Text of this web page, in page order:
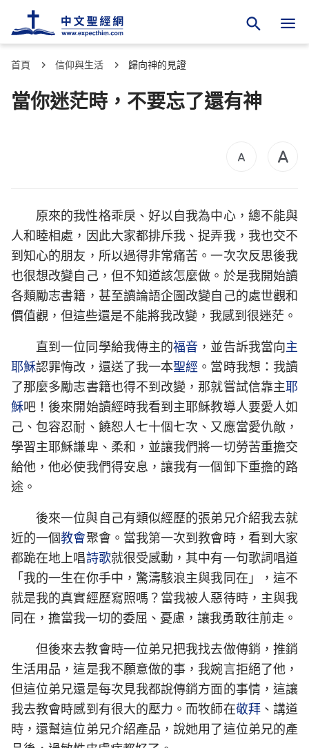
首頁 信仰與生活 歸向神的見證
當你迷茫時，不要忘了還有神
原來的我性格乖戾、好以自我為中心，總不能與
人和睦相處，因此大家都排斥我、捉弄我，我也交不
到知心的朋友，所以過得非常痛苦。一次次反思後我
也很想改變自己，但不知道該怎麼做。於是我開始讀
各類勵志書籍，甚至讀論語企圖改變自己的處世觀和
價值觀，但這些還是不能將我改變，我感到很迷茫。
直到一位同學給我傳主的福音 ，並告訴我當向主
耶穌認罪悔改，還送了我一本聖經 。當時我想：我讀
了那麼多勵志書籍也得不到改變，那就嘗試信靠主耶
穌吧！後來開始讀經時我看到主耶穌教導人要愛人如
己、包容忍耐、饒恕人七十個七次、又應當愛仇敵，
學習主耶穌謙卑、柔和，並讓我們將一切勞苦重擔交
給他，他必使我們得安息，讓我有一個卸下重擔的路
途。
後來一位與自己有類似經歷的張弟兄介紹我去就
近的一個教會聚會。當我第一次到教會時，看到大家
都跪在地上唱詩歌就很受感動，其中有一句歌詞唱道
「我的一生在你手中，驚濤駭浪主與我同在」，這不
就是我的真實經歷寫照嗎？當我被人惡待時，主與我
同在，擔當我一切的委屈、憂慮，讓我勇敢往前走。
但後來去教會時一位弟兄把我找去做傳銷，推銷
生活用品，這是我不願意做的事，我婉言拒絕了他，
但這位弟兄還是每次見我都說傳銷方面的事情，這讓
我去教會時感到有很大的壓力。而牧師在敬拜、講道
時，還幫這位弟兄介紹產品，說她用了這位弟兄的產